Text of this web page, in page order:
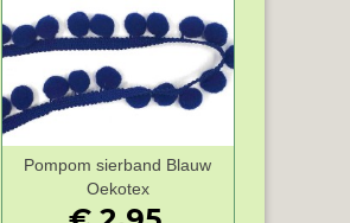
Wenslijst
Pompom sierband Blauw
Oekotex